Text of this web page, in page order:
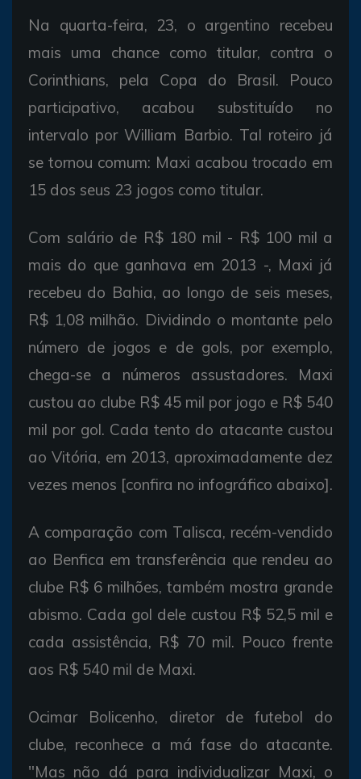
Na quarta-feira, 23, o argentino recebeu
mais uma chance como titular, contra o
Corinthians, pela Copa do Brasil. Pouco
participativo, acabou substituído no
intervalo por William Barbio. Tal roteiro já
se tornou comum: Maxi acabou trocado em
15 dos seus 23 jogos como titular.
Com salário de R$ 180 mil - R$ 100 mil a
mais do que ganhava em 2013 -, Maxi já
recebeu do Bahia, ao longo de seis meses,
R$ 1,08 milhão. Dividindo o montante pelo
número de jogos e de gols, por exemplo,
chega-se a números assustadores. Maxi
custou ao clube R$ 45 mil por jogo e R$ 540
mil por gol. Cada tento do atacante custou
ao Vitória, em 2013, aproximadamente dez
vezes menos [confira no infográfico abaixo].
A comparação com Talisca, recém-vendido
ao Benfica em transferência que rendeu ao
clube R$ 6 milhões, também mostra grande
abismo. Cada gol dele custou R$ 52,5 mil e
cada assistência, R$ 70 mil. Pouco frente
aos R$ 540 mil de Maxi.
Ocimar Bolicenho, diretor de futebol do
clube, reconhece a má fase do atacante.
"Mas não dá para individualizar Maxi, o